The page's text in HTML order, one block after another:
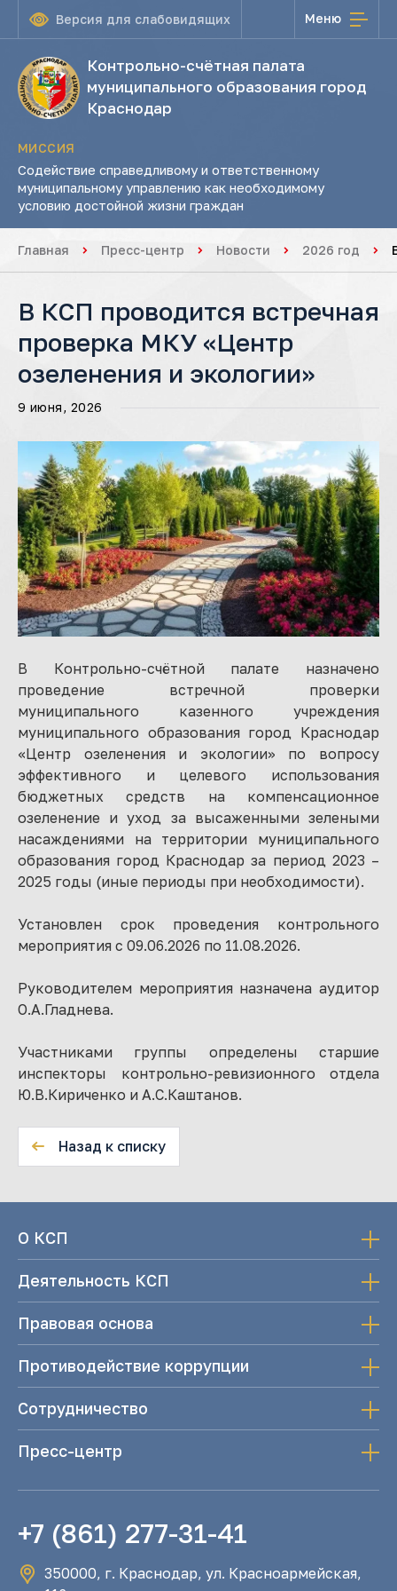
Версия для слабовидящих Меню
Контрольно-счётная палата
муниципального образования город
Краснодар
МИССИЯ
Содействие справедливому и ответственному
муниципальному управлению как необходимому
условию достойной жизни граждан
Главная Пресс-центр Новости 2026 год
В КСП проводится встречная
проверка МКУ «Центр
озеленения и экологии»
9 июня, 2026
В Контрольно-счётной палате назначено
проведение встречной проверки
муниципального казенного учреждения
муниципального образования город Краснодар
«Центр озеленения и экологии» по вопросу
эффективного и целевого использования
бюджетных средств на компенсационное
озеленение и уход за высаженными зелеными
насаждениями на территории муниципального
образования город Краснодар за период 2023 –
2025 годы (иные периоды при необходимости).
Установлен срок проведения контрольного
мероприятия с 09.06.2026 по 11.08.2026.
Руководителем мероприятия назначена аудитор
О.А.Гладнева.
Участниками группы определены старшие
инспекторы контрольно-ревизионного отдела
Ю.В.Кириченко и А.С.Каштанов.
Назад к списку
О КСП
Деятельность КСП
Правовая основа
Противодействие коррупции
Сотрудничество
Пресс-центр
+7 (861) 277-31-41
350000, г. Краснодар, ул. Красноармейская,